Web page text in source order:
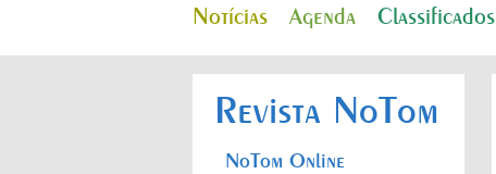
Notícias Agenda Classificados
Revista NoTom
NoTom Online